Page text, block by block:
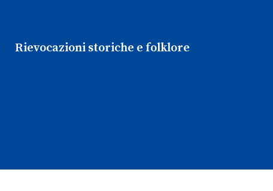
Rievocazioni storiche e folklore